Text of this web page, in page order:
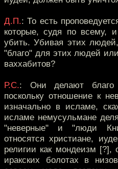
Д.П.: То есть
которые, судя по всему,
убить. Убивая этих
"благо" для этих людей
ваххабитов?
Р.С.: Они делают
поскольку отношение к
изначально в исламе,
исламе немусульмане
"неверные" и "люди
относятся христиане,
религии как мондеизм [?],
иракских болотах в